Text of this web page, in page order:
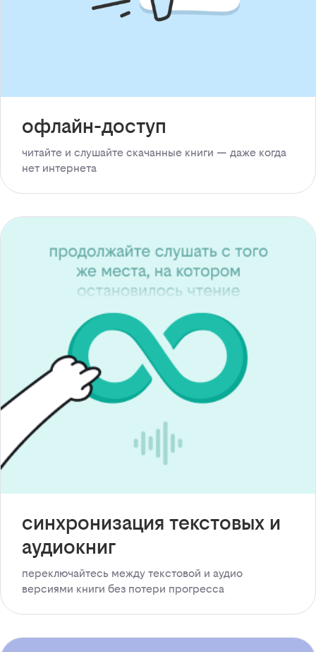
офлайн-доступ
читайте и слушайте скачанные книги — даже когда
нет интернета
синхронизация текстовых и
аудиокниг
переключайтесь между текстовой и аудио
версиями книги без потери прогресса